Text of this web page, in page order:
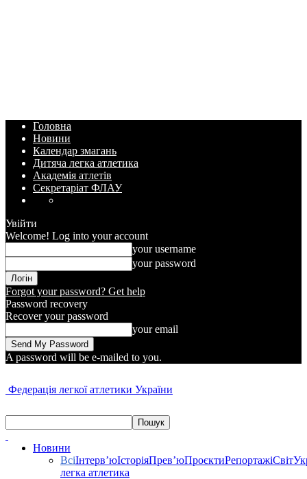
Головна
Новини
Календар змагань
Дитяча легка атлетика
Академія атлетів
Секретаріат ФЛАУ
Увійти
Welcome! Log into your account
your username
your password
Forgot your password? Get help
Password recovery
Recover your password
your email
A password will be e-mailed to you.
Федерація легкої атлетики України
Новини
ВсіІнтерв’юІсторіяПрев’юПроєктиРепортажіСвіт
легка атлетика